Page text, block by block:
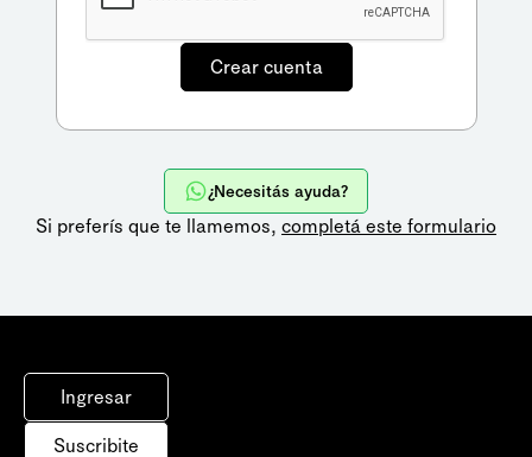
¿Necesitás ayuda?
Si preferís que te llamemos, completá este formulario
Ingresar
Suscribite